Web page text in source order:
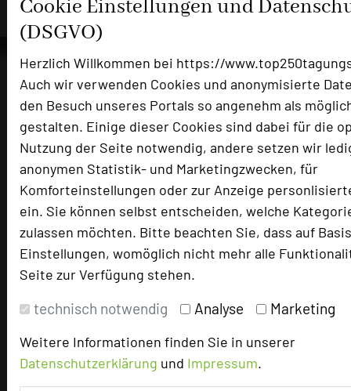
Cookie Einstellungen und
(DSGVO)
Herzlich Willkommen bei https://
Auch wir verwenden Cookies und anonymisierte
den Besuch unseres Portals so angenehm als
gestalten. Einige dieser Cookies sind dabei für die
Nutzung der Seite notwendig, andere setzen wir
anonymen Statistik- und Marketingzwecken, für
Komforteinstellungen oder zur Anzeige
ein. Sie können selbst entscheiden, welche
zulassen möchten. Bitte beachten Sie, dass auf
Einstellungen, womöglich nicht mehr alle
Seite zur Verfügung stehen.
technisch notwendig Analyse Marketing
Weitere Informationen finden Sie in unserer
Datenschutzerklärung und Impressum.
Die Idee
Über uns
Kategorie
Team
Herausgeber & Autoren
Partner
Alle Informationen
Bestes Tagungshotel 2026